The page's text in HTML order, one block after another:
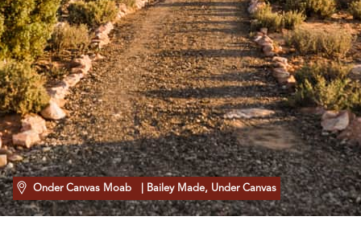
Onder Canvas Moab | Bailey Made, Under Canvas